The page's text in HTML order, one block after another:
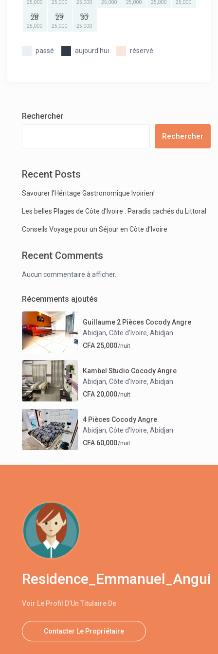
25,000
25,000
25,000
25,000
25,000
25,000
25,000
28
CFA
25,000
29
CFA
25,000
30
CFA
25,000
passé aujourd'hui réservé
Rechercher
Rechercher
Recent Posts
Savourer l’Héritage Gastronomique Ivoirien!
Les belles Plages de Côte d’Ivoire : Paradis cachés du Littoral
Conseils Voyage pour un Séjour en Côte d’Ivoire
Recent Comments
Aucun commentaire à afficher.
Récemments ajoutés
Guillaume 2 Pièces Cocody Angre
Abidjan, Côte d'Ivoire ,Abidjan
CFA 25,000/nuit
Kambel Studio Cocody Angre
Abidjan, Côte d'Ivoire ,Abidjan
CFA 20,000/nuit
4 Pièces Cocody Angre
Abidjan, Côte d'Ivoire ,Abidjan
CFA 60,000/nuit
Residence_Emmanuel_Angui
Voir Le Profil D'Un Titulaire De
Contacter Le Propriétaire